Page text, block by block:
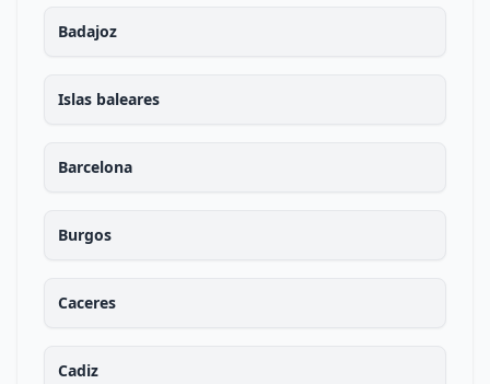
Badajoz
Islas baleares
Barcelona
Burgos
Caceres
Cadiz